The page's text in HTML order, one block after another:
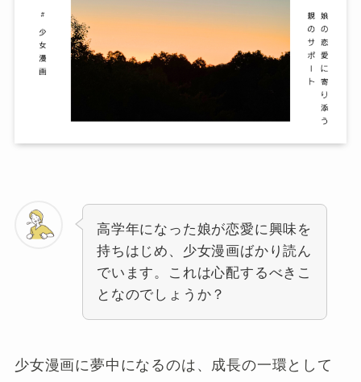
高学年になった娘が恋愛に興味を
持ちはじめ、少女漫画ばかり読ん
でいます。これは心配するべきこ
となのでしょうか？
少女漫画に夢中になるのは、成長の一環として